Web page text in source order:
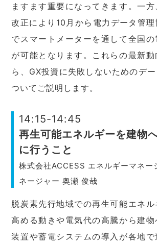
ますます重要になってきます。一
改正により10月から電力データ管
でスマートメーターを通して全国
が可能となります。これらの最新
ら、GX投資に失敗しないためのデ
ついてご説明します。
14:15-14:45
再生可能エネルギーを建物
に行うこと
株式会社ACCESS エネルギーマネー
ネージャー 奥瀬 俊哉
脱炭素先行地域での再生可能エネ
高める動きや電気代の高騰から建
装置や蓄電システムの導入が各地